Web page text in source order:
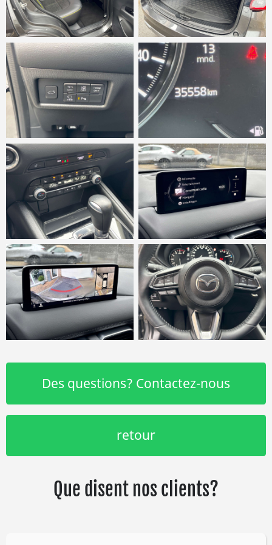
Des questions? Contactez-nous
retour
Que disent nos clients?